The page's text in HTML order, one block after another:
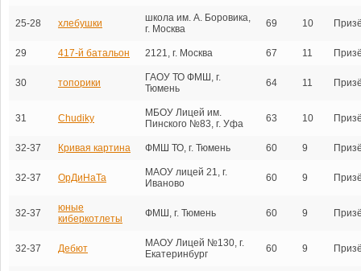
25-28 хлебушки
школа им. А. Боровика,
г. Москва
69 10
29 417-й батальон 2121, г. Москва 67 11
30 топорики
ГАОУ ТО ФМШ, г.
Тюмень
64 11
31 Chudiky
МБОУ Лицей им.
Пинского №83, г. Уфа
63 10
32-37 Кривая картина ФМШ ТО, г. Тюмень 60 9
32-37 ОрДиНаТа
МАОУ лицей 21, г.
Иваново
60 9
32-37
юные
киберкотлеты
ФМШ, г. Тюмень 60 9
32-37 Дебют
МАОУ Лицей №130, г.
Екатеринбург
60 9